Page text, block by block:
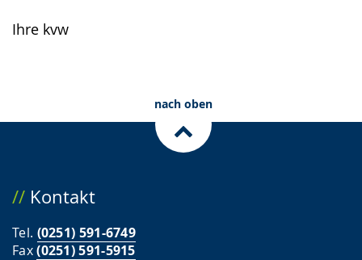
Ihre kvw
nach oben
Kontakt
Tel. (0251) 591-6749
Fax(0251) 591-5915